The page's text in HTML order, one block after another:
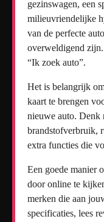
gezinswagen, een
milieuvriendelijke
van de perfecte
overweldigend
“Ik zoek auto”.
Het is belangrijk
kaart te brengen
nieuwe auto. Denk
brandstofverbruik,
extra functies die
Een goede manier
door online te
merken die aan
specificaties, lees